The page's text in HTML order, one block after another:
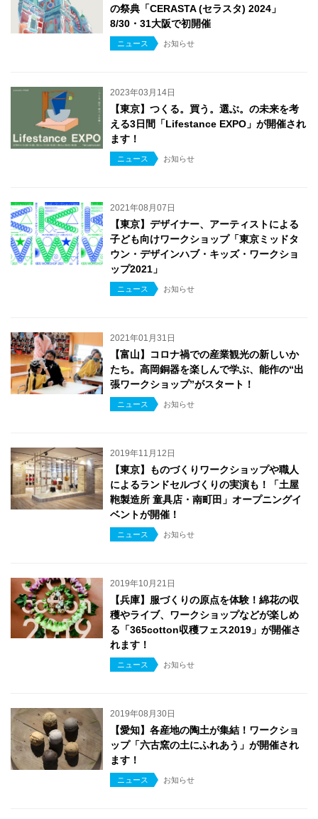
の祭典「CERASTA (セラスタ) 2024」
8/30・31大阪で初開催
ニュース お知らせ
2023年03月14日
【東京】つくる。買う。選ぶ。の未来を考
える3日間「Lifestance EXPO」が開催され
ます！
ニュース お知らせ
2021年08月07日
【東京】デザイナー、アーティストによる
子ども向けワークショップ「東京ミッドタ
ウン・デザインハブ・キッズ・ワークショ
ップ2021」
ニュース お知らせ
2021年01月31日
【富山】コロナ禍での産業観光の新しいか
たち。高岡銅器を楽しんで学ぶ、能作の“出
張ワークショップ”がスタート！
ニュース お知らせ
2019年11月12日
【東京】ものづくりワークショップや職人
によるランドセルづくりの実演も！「土屋
鞄製造所 童具店・南町田」オープニングイ
ベントが開催！
ニュース お知らせ
2019年10月21日
【兵庫】服づくりの原点を体験！綿花の収
穫やライブ、ワークショップなどが楽しめ
る「365cotton収穫フェス2019」が開催さ
れます！
ニュース お知らせ
2019年08月30日
【愛知】各産地の陶土が集結！ワークショ
ップ「六古窯の土にふれあう」が開催され
ます！
ニュース お知らせ